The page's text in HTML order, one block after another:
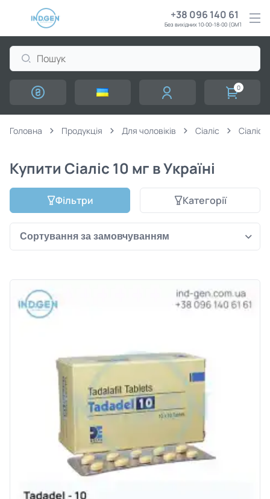
+38 096 140 61 61
Без вихідних 10:00-18:00 (GMT+3)
0
Головна Продукція Для чоловіків Сіаліс Сіаліс
Купити Сіаліс 10 мг в Україні
Фільтри Категорії